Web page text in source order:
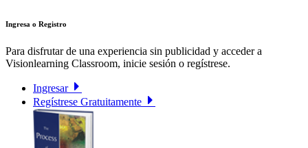
Ingresa o Registro
Para disfrutar de una experiencia sin publicidad y acceder a
Visionlearning Classroom, inicie sesión o regístrese.
Ingresar
Regístrese Gratuitamente